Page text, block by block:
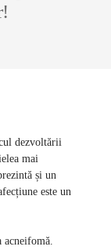
dezvoltării
mai
și un
este un
acneifomă.